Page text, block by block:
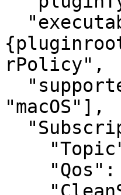
rPolicy",
"macOS"],